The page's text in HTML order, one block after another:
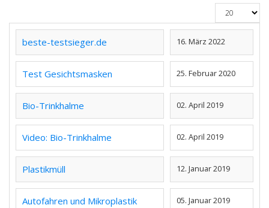
beste-testsieger.de 16. März 2022
Test Gesichtsmasken 25. Februar 2020
Bio-Trinkhalme 02. April 2019
Video: Bio-Trinkhalme 02. April 2019
Plastikmüll 12. Januar 2019
Autofahren und Mikroplastik 05. Januar 2019